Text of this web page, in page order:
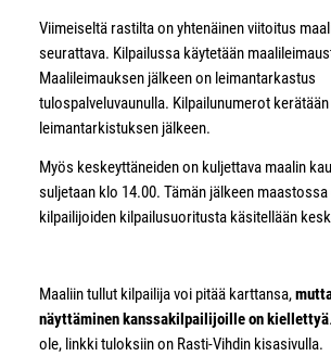
Viimeiseltä rastilta on yhtenäinen viitoitus
seurattava. Kilpailussa käytetään
Maalileimauksen jälkeen on leimantarkastus
tulospalveluvaunulla. Kilpailunumerot kerätään
leimantarkistuksen jälkeen.
Myös keskeyttäneiden on kuljettava maalin
suljetaan klo 14.00. Tämän jälkeen
kilpailijoiden kilpailusuoritusta käsitellään
Maaliin tullut kilpailija voi pitää karttansa,
näyttäminen kanssakilpailijoille on kiellettyä
ole, linkki tuloksiin on Rasti-Vihdin kisasivulla.